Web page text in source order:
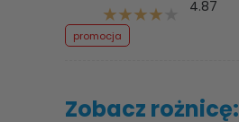
4.87
promocja
Zobacz rożnicę: